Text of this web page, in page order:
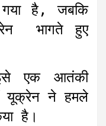
गया है, जबकि
भागते हुए
एक आतंकी
यूक्रेन ने हमले
है।